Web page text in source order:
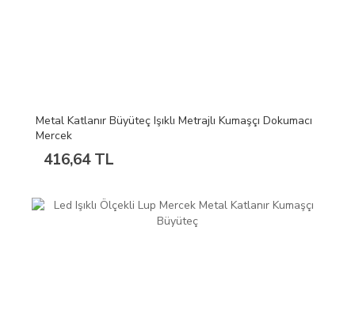
Metal Katlanır Büyüteç Işıklı Metrajlı Kumaşçı Dokumacı
Mercek
416,64 TL